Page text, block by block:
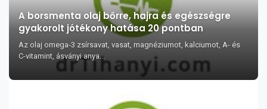
A borsmenta olaj bőrre, hajra és egészségre
gyakorolt jótékony hatása 20 pontban
Az olaj omega-3 zsírsavat, vasat, magnéziumot, kalciumot, A- és
C-vitamint, ásványi anya...